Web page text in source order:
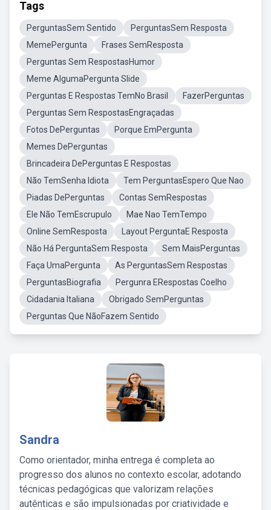
Tags
PerguntasSem Sentido
PerguntasSem Resposta
MemePergunta
Frases SemResposta
Perguntas Sem RespostasHumor
Meme AlgumaPergunta Slide
Perguntas E Respostas TemNo Brasil
FazerPerguntas
Perguntas Sem RespostasEngraçadas
Fotos DePerguntas
Porque EmPergunta
Memes DePerguntas
Brincadeira DePerguntas E Respostas
Não TemSenha Idiota
Tem PerguntasEspero Que Nao
Piadas DePerguntas
Contas SemRespostas
Ele Não TemEscrupulo
Mae Nao TemTempo
Online SemResposta
Layout PerguntaE Resposta
Não Há PerguntaSem Resposta
Sem MaisPerguntas
Faça UmaPergunta
As PerguntasSem Respostas
PerguntasBiografia
Pergunra ERespostas Coelho
Cidadania Italiana
Obrigado SemPerguntas
Perguntas Que NãoFazem Sentido
Sandra
Como orientador, minha entrega é completa ao
progresso dos alunos no contexto escolar, adotando
técnicas pedagógicas que valorizam relações
autênticas e são impulsionadas por criatividade e